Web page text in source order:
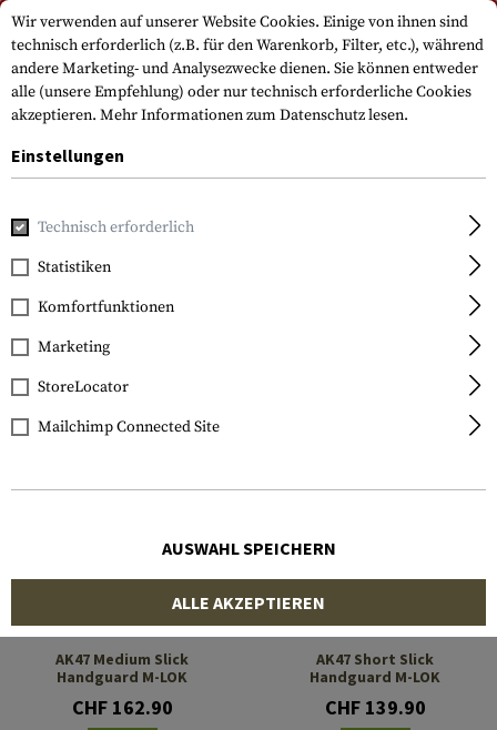
Bitte beachten Sie, dass die Lieferzeiten auf Grund eines Feiertags am
15.08.2026 abweichen können
AK-Vorderschäfte
CLAWGEAR
AK47 Medium Slick
Handguard M-LOK
CHF 162.90
CLAWGEAR
AK47 Short Slick
Handguard M-LOK
CHF 139.90
Wir verwenden auf unserer Website Cookies. Einige von ihnen sind
technisch erforderlich (z.B. für den Warenkorb, Filter, etc.), während
andere Marketing- und Analysezwecke dienen. Sie können entweder
alle (unsere Empfehlung) oder nur technisch erforderliche Cookies
akzeptieren. Mehr Informationen zum Datenschutz lesen.
Einstellungen
Technisch erforderlich
Statistiken
Komfortfunktionen
Marketing
StoreLocator
Mailchimp Connected Site
AUSWAHL SPEICHERN
ALLE AKZEPTIEREN